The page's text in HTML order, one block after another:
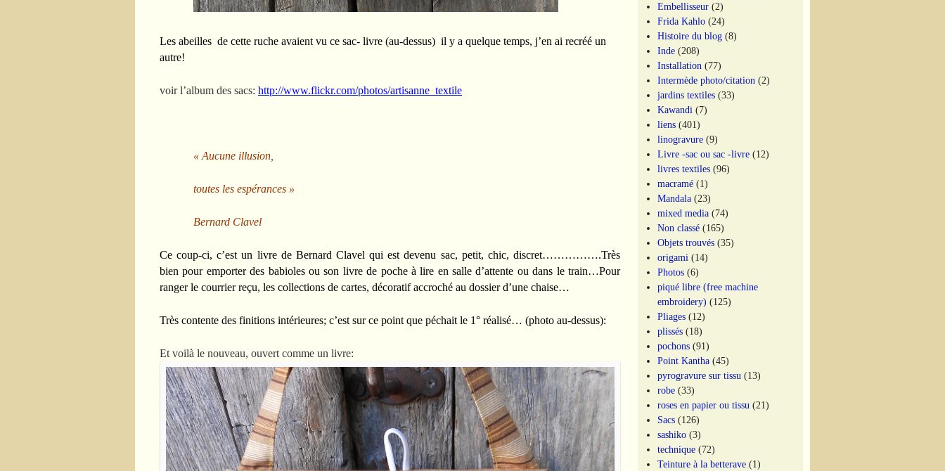
Les abeilles de cette ruche avaient vu ce sac- livre (au-dessus) il y a quelque temps, j’en ai recréé un
autre!
voir l’album des sacs: http://www.flickr.com/photos/artisanne_textile
« Aucune illusion,
toutes les espérances »
Bernard Clavel
Ce coup-ci, c’est un livre de Bernard Clavel qui est devenu sac, petit, chic, discret…………….Très
bien pour emporter des babioles ou son livre de poche à lire en salle d’attente ou dans le train…Pour
ranger le courrier reçu, les collections de cartes, décoratif accroché au dossier d’une chaise…
Très contente des finitions intérieures; c’est sur ce point que péchait le 1° réalisé… (photo au-dessus):
Et voilà le nouveau, ouvert comme un livre:
Embellisseur (2)
Frida Kahlo (24)
Histoire du blog (8)
Inde (208)
Installation (77)
Intermède photo/citation (2)
jardins textiles (33)
Kawandi (7)
liens (401)
linogravure (9)
Livre -sac ou sac -livre (12)
livres textiles (96)
macramé (1)
Mandala (23)
mixed media (74)
Non classé (165)
Objets trouvés (35)
origami (14)
Photos (6)
piqué libre (free machine
embroidery) (125)
Pliages (12)
plissés (18)
pochons (91)
Point Kantha (45)
pyrogravure sur tissu (13)
robe (33)
roses en papier ou tissu (21)
Sacs (126)
sashiko (3)
technique (72)
Teinture à la betterave (1)